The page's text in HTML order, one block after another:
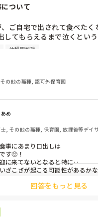
ついて
ご自宅で出されて食べたく
してもらえるまで泣くとい
ですが、好き嫌いや気分があ
です。（他の日だとカレーも
が食事されているとその子
ような食べ渋りはありません
ので、見えると食べません
通に食べれたりします。（
ければOK）
満を医師から指摘されていて
ですが、園に補食の追加と
らえたらとは思うのですが、
幼稚園教諭
の他の職種, 認可外保育園
め
, その他の職種, 保育園, 放課後等デイ
事にあまり口出しは
す🥺！
に来てないとなると特に‥
ざこざが起こる可能性があるか
になりそうです🥺 回答をもっと見る